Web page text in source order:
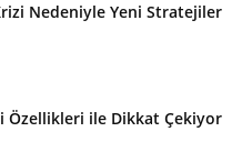
Nedeniyle Yeni Stratejiler
Özellikleri ile Dikkat Çekiyor